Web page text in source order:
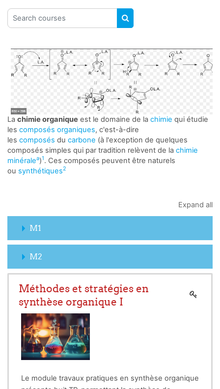
Search courses
SEARCH COURSES
La chimie organique est le domaine de la chimie qui étudie
les composés organiques, c'est-à-dire
les composés du carbone (à l'exception de quelques
composés simples qui par tradition relèvent de la chimie
minéralea)1. Ces composés peuvent être naturels
ou synthétiques2
Expand all
M1
M2
Méthodes et stratégies en
synthèse organique I
Le module travaux pratiques en synthèse organique